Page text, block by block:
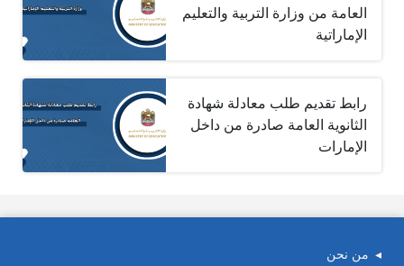
العامة من وزارة التربية والتعليم
الإماراتية
رابط تقديم طلب معادلة شهادة
الثانوية العامة صادرة من داخل
الإمارات
من نحن